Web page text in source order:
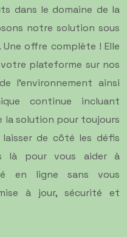
dans le domaine de la
notre solution sous
offre complète ! Elle
plateforme sur nos
l'environnement ainsi
continue incluant
la solution pour toujours
de côté les défis
là pour vous aider à
en ligne sans vous
à jour, sécurité et